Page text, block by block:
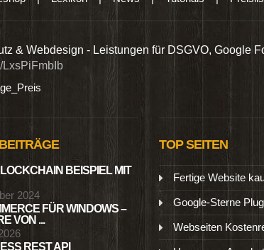
& Webdesign - Leistungen für DSGVO, Google
LxsPiFmbIb
BEISPIEL MIT
2024
FÜR WINDOWS –
VON ...
REST API
TOP SEITEN
Fertige Website
Google-Sterne
Webseiten